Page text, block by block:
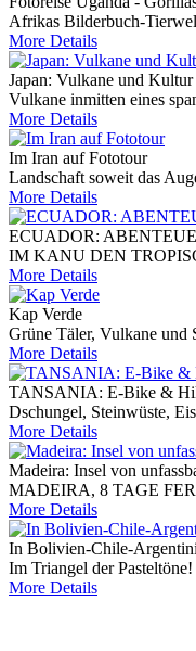
Afrikas Bilderbuch-
More Details
Japan: Vulkane und
Vulkane inmitten eines
More Details
Im Iran auf Fototour
Landschaft soweit das
More Details
ECUADOR:
IM KANU DEN
More Details
Kap Verde
Grüne Täler, Vulkane und
More Details
TANSANIA: E-Bike &
Dschungel, Steinwüste,
More Details
Madeira: Insel von
MADEIRA, 8 TAGE
More Details
In Bolivien-Chile-
Im Triangel der Pasteltöne!
More Details